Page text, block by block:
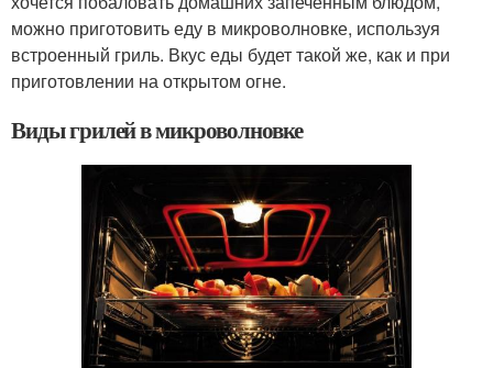
можно приготовить еду в микроволновке, используя
встроенный гриль. Вкус еды будет такой же, как и при
приготовлении на открытом огне.
Виды грилей в микроволновке